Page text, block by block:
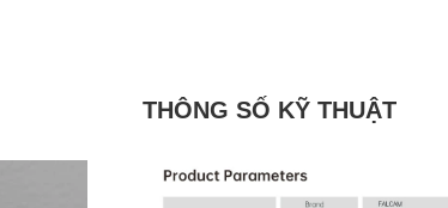
THÔNG SỐ KỸ THUẬT